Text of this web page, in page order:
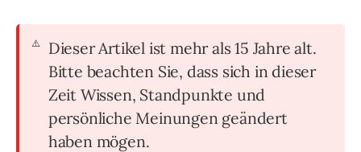
Dieser Artikel ist mehr als 15 Jahre alt.
Bitte beachten Sie, dass sich in dieser
Zeit Wissen, Standpunkte und
persönliche Meinungen geändert
haben mögen.